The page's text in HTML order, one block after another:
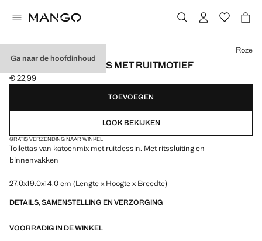
Ga naar de hoofdinhoud
KATOENEN TOILETTAS MET RUITMOTIEF
Huidige prijs [€ 22,99 ]
€ 22,99
Kies een kleur
Roze
TOEVOEGEN
LOOK BEKIJKEN
GRATIS VERZENDING NAAR WINKEL
Toilettas van katoenmix met ruitdessin. Met ritssluiting en
binnenvakken
27.0x19.0x14.0 cm (Lengte x Hoogte x Breedte)
DETAILS, SAMENSTELLING EN VERZORGING
VOORRADIG IN DE WINKEL